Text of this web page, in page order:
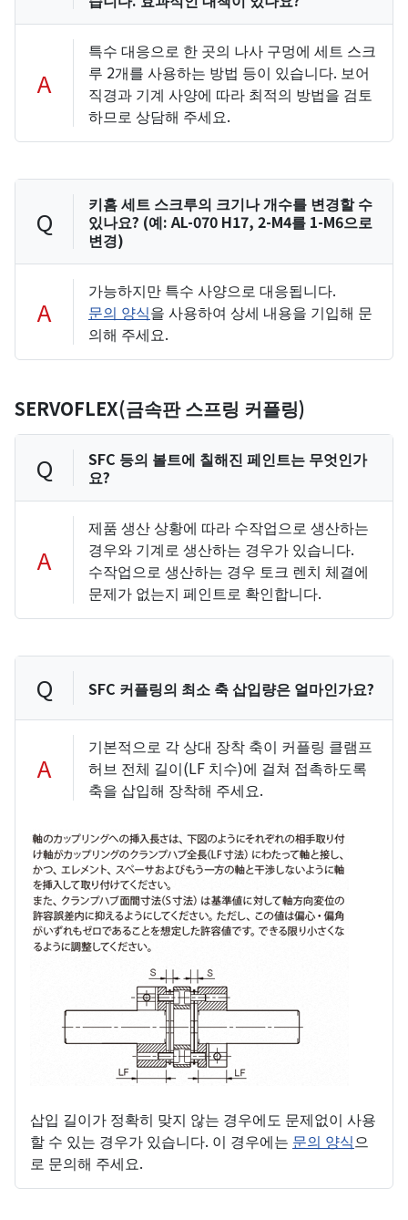
A
특수 대응으로 한 곳의 나사 구멍에 세트 스크
루 2개를 사용하는 방법 등이 있습니다. 보어
직경과 기계 사양에 따라 최적의 방법을 검토
하므로 상담해 주세요.
Q
키홈 세트 스크루의 크기나 개수를 변경할 수
있나요? (예: AL-070 H17, 2-M4를 1-M6으로
변경)
A
가능하지만 특수 사양으로 대응됩니다.
문의 양식을 사용하여 상세 내용을 기입해 문
의해 주세요.
SERVOFLEX(금속판 스프링 커플링)
Q
SFC 등의 볼트에 칠해진 페인트는 무엇인가
요?
A
제품 생산 상황에 따라 수작업으로 생산하는
경우와 기계로 생산하는 경우가 있습니다.
수작업으로 생산하는 경우 토크 렌치 체결에
문제가 없는지 페인트로 확인합니다.
Q SFC 커플링의 최소 축 삽입량은 얼마인가요?
A
기본적으로 각 상대 장착 축이 커플링 클램프
허브 전체 길이(LF 치수)에 걸쳐 접촉하도록
축을 삽입해 장착해 주세요.
삽입 길이가 정확히 맞지 않는 경우에도 문제없이 사용
할 수 있는 경우가 있습니다. 이 경우에는 문의 양식으
로 문의해 주세요.